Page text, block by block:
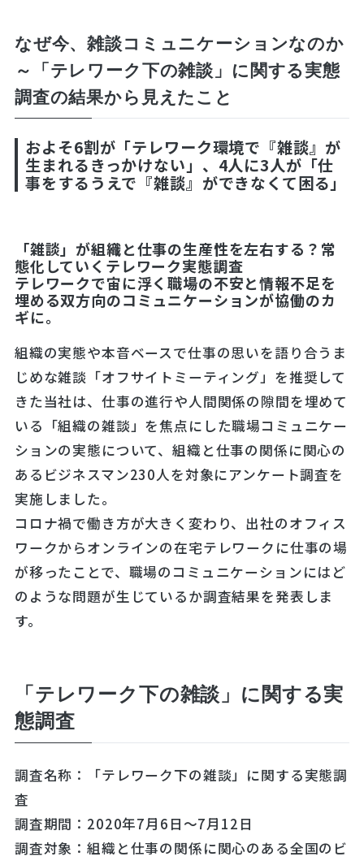
なぜ今、雑談コミュニケーションなのか
～「テレワーク下の雑談」に関する実態
調査の結果から見えたこと
およそ6割が「テレワーク環境で『雑談』が
生まれるきっかけない」、4人に3人が「仕
事をするうえで『雑談』ができなくて困る」
「雑談」が組織と仕事の生産性を左右する？常
態化していくテレワーク実態調査
テレワークで宙に浮く職場の不安と情報不足を
埋める双方向のコミュニケーションが協働のカ
ギに。
組織の実態や本音ベースで仕事の思いを語り合うま
じめな雑談「オフサイトミーティング」を推奨して
きた当社は、仕事の進行や人間関係の隙間を埋めて
いる「組織の雑談」を焦点にした職場コミュニケー
ションの実態について、組織と仕事の関係に関心の
あるビジネスマン230人を対象にアンケート調査を
実施しました。
コロナ禍で働き方が大きく変わり、出社のオフィス
ワークからオンラインの在宅テレワークに仕事の場
が移ったことで、職場のコミュニケーションにはど
のような問題が生じているか調査結果を発表しま
す。
「テレワーク下の雑談」に関する実
態調査
調査名称：「テレワーク下の雑談」に関する実態調
査
調査期間：2020年7月6日～7月12日
調査対象：組織と仕事の関係に関心のある全国のビ